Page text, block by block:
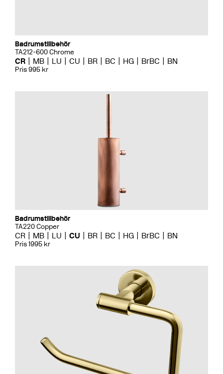
Badrumstillbehör
TA212-600 Chrome
CR MB LU CU BR BC HG BrBC BN
Pris 995 kr
Badrumstillbehör
TA220 Copper
CR MB LU CU BR BC HG BrBC BN
Pris 1995 kr